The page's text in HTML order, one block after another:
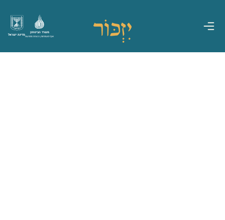
מדינת ישראל
משרד הביטחון
אגף משפחות, הנצחה ומורשת